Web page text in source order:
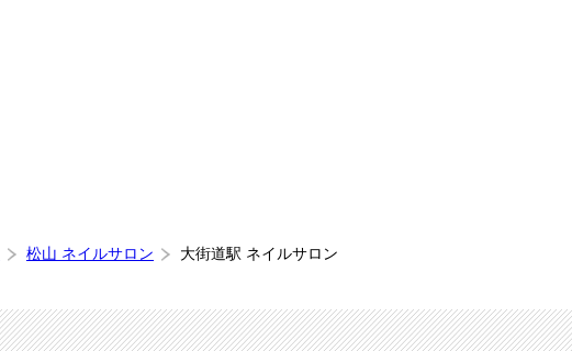
松山 ネイルサロン 大街道駅 ネイルサロン